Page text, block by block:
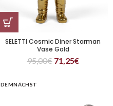
SELETTI Cosmic Diner Starman
Vase Gold
95,00€ 71,25€
DEMNÄCHST